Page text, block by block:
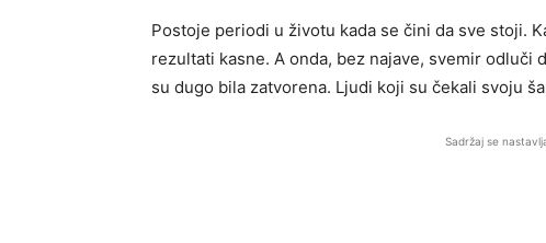
Postoje periodi u životu kada se čini da sve stoji.
rezultati kasne. A onda, bez najave, svemir odluči
su dugo bila zatvorena. Ljudi koji su čekali svoju
Sadržaj se